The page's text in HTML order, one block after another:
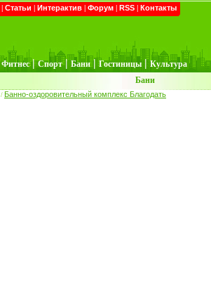
| Статьи | Интерактив | Форум | RSS | Контакты
Фитнес | Спорт | Бани | Гостиницы | Культура
Бани
/ Банно-оздоровительный комплекс Благодать